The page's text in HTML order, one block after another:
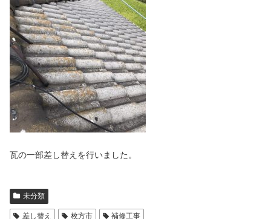
瓦の一部差し替えを行いました。
未分類
差し替え 枚方市 補修工事